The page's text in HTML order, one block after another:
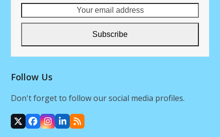
email
Subscribe
Follow Us
Don't forget to follow our social media profiles.
X Facebook
Instagram
LinkedIn
RSS